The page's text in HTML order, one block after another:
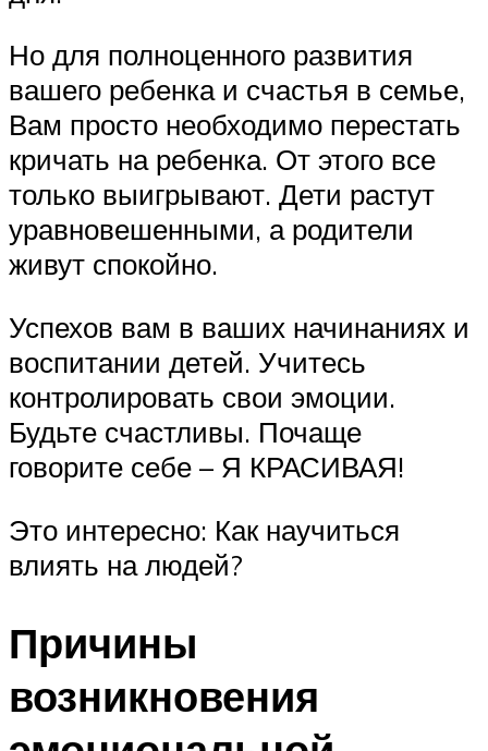
Но для полноценного развития
вашего ребенка и счастья в семье,
Вам просто необходимо перестать
кричать на ребенка. От этого все
только выигрывают. Дети растут
уравновешенными, а родители
живут спокойно.
Успехов вам в ваших начинаниях и
воспитании детей. Учитесь
контролировать свои эмоции.
Будьте счастливы. Почаще
говорите себе – Я КРАСИВАЯ!
Это интересно: Как научиться
влиять на людей?
Причины
возникновения